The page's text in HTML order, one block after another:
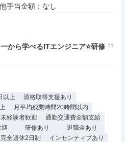
から学べるITエンジニア⭐研修
以上
資格取得支援あり
月平均残業時間20時間以内
未経験者歓迎
通勤交通費全額支給
迎 研修あり
退職金あり
完全週休2日制
インセンティブあり